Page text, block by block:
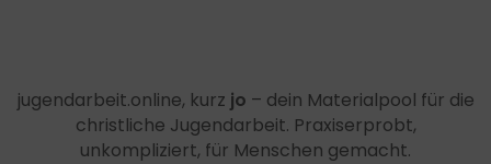
jugendarbeit.online, kurz jo – dein Materialpool für die
christliche Jugendarbeit. Praxiserprobt,
unkompliziert, für Menschen gemacht.